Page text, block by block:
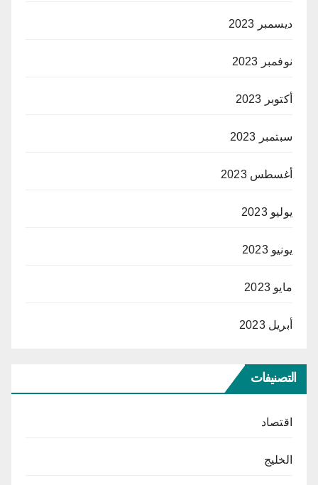
ديسمبر 2023
نوفمبر 2023
أكتوبر 2023
سبتمبر 2023
أغسطس 2023
يوليو 2023
يونيو 2023
مايو 2023
أبريل 2023
التصنيفات
اقتصاد
الخليج